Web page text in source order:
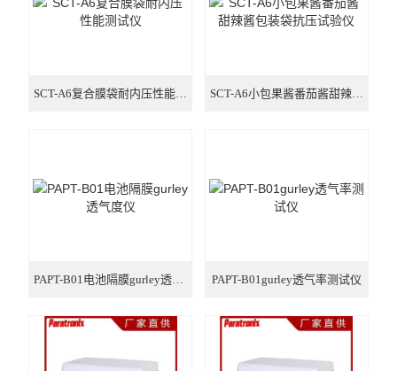
包装检测仪器
瓶类检测仪器
气相色谱仪
SCT-A6复合膜袋耐内压性能测试仪 SCT-A6小包果酱番茄酱甜辣酱包装袋抗压试验仪
PAPT-B01电池隔膜gurley透气度仪 PAPT-B01gurley透气率测试仪